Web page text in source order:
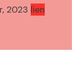
2023 lien